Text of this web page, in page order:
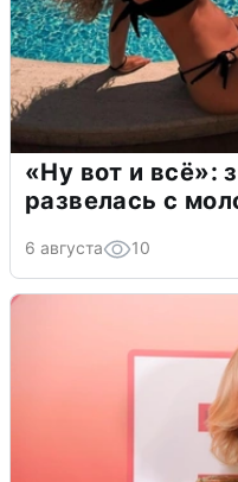
«Ну вот и всё»:
развелась с
6 августа 10